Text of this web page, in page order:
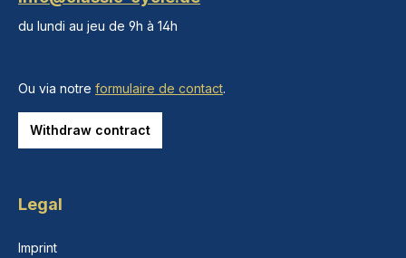
du lundi au jeu de 9h à 14h
Ou via notre formulaire de contact.
Withdraw contract
Legal
Imprint